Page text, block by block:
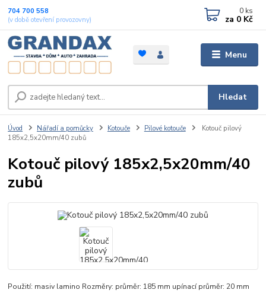
Menu
Hledat
704 700 558
(v době otevření provozovny)
0 ks
za 0 Kč
Úvod Nářadí a pomůcky Kotouče Pilové kotouče
Kotouč pilový
185x2,5x20mm/40 zubů
Kotouč pilový 185x2,5x20mm/40
zubů
Použití: masiv lamino Rozměry: průměr: 185 mm upínací průměr: 20 mm